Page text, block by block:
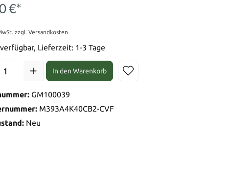
€*
zzgl. Versandkosten
Lieferzeit: 1-3 Tage
In den Warenkorb
GM100039
M393A4K40CB2-CVF
Neu